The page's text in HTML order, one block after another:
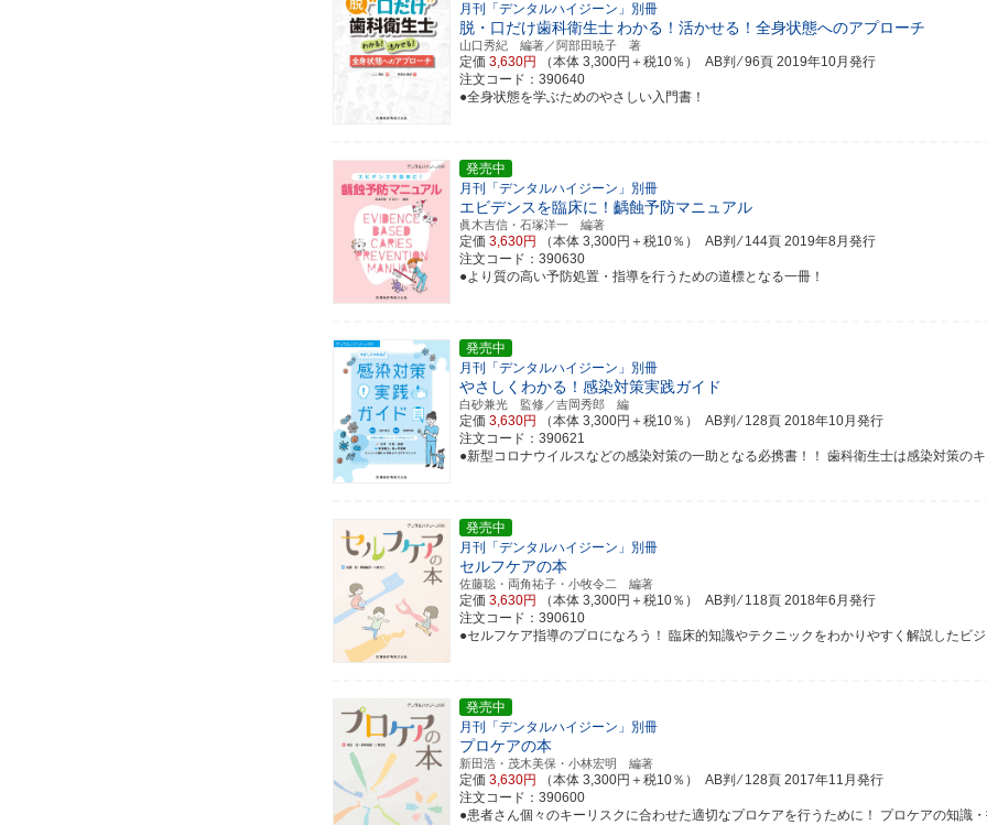
月刊「デンタルハイジーン」別冊
脱・口だけ歯科衛生士わかる！活かせる！全身状態へのアプローチ
山口秀紀 編著／阿部田暁子 著
定価 3,630円 （本体 3,300円＋税10％） AB判 ⁄ 96頁 2019年10月発行
注文コード：390640
●全身状態を学ぶためのやさしい入門書！
発売中
月刊「デンタルハイジーン」別冊
エビデンスを臨床に！齲蝕予防マニュアル
眞木吉信・石塚洋一 編著
定価 3,630円 （本体 3,300円＋税10％） AB判 ⁄ 144頁 2019年8月発行
注文コード：390630
●より質の高い予防処置・指導を行うための道標となる一冊！
発売中
月刊「デンタルハイジーン」別冊
やさしくわかる！感染対策実践ガイド
白砂兼光 監修／吉岡秀郎 編
定価 3,630円 （本体 3,300円＋税10％） AB判 ⁄ 128頁 2018年10月発行
注文コード：390621
●新型コロナウイルスなどの感染対策の一助となる必携書！！ 歯科衛生士は感染対策の
発売中
月刊「デンタルハイジーン」別冊
セルフケアの本
佐藤聡・両角祐子・小牧令二 編著
定価 3,630円 （本体 3,300円＋税10％） AB判 ⁄ 118頁 2018年6月発行
注文コード：390610
●セルフケア指導のプロになろう！ 臨床的知識やテクニックをわかりやすく解説したビ
発売中
月刊「デンタルハイジーン」別冊
プロケアの本
新田浩・茂木美保・小林宏明 編著
定価 3,630円 （本体 3,300円＋税10％） AB判 ⁄ 128頁 2017年11月発行
注文コード：390600
●患者さん個々のキーリスクに合わせた適切なプロケアを行うために！ プロケアの知識